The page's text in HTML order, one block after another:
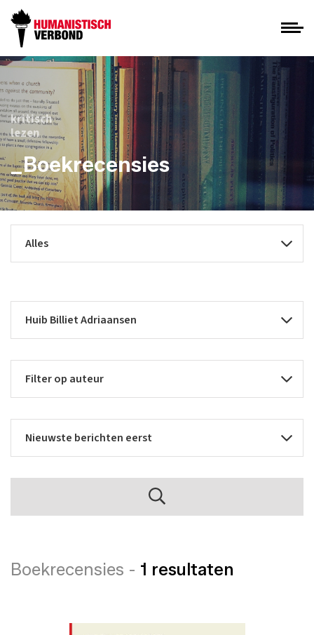
kritisch
lezen
_Boekrecensies
Boekrecensies - 1 resultaten